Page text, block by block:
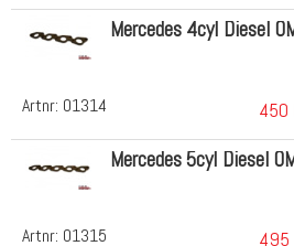
Artnr: 01314
Mercedes 4cyl Diesel
450
Artnr: 01315
Mercedes 5cyl Diesel
495